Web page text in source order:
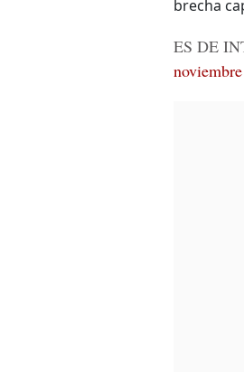
brecha
ES DE
noviembre